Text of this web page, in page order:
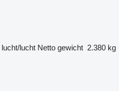
lucht/lucht Netto gewicht 2.380 kg